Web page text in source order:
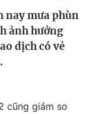
nay mưa phùn
ảnh hưởng
dịch có vẻ
cũng giảm so